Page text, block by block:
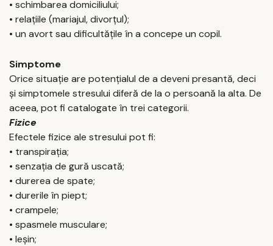
• schimbarea domiciliului;
• relațiile (mariajul, divorțul);
• un avort sau dificultățile în a concepe un copil.
Simptome
Orice situație are potențialul de a deveni presantă, deci
și simptomele stresului diferă de la o persoană la alta. De
aceea, pot fi catalogate în trei categorii.
Fizice
Efectele fizice ale stresului pot fi:
• transpirația;
• senzația de gură uscată;
• durerea de spate;
• durerile în piept;
• crampele;
• spasmele musculare;
• leșin;